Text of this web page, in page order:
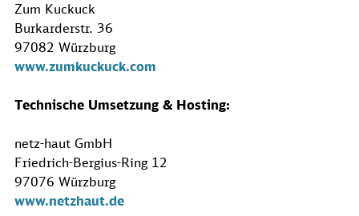
Zum Kuckuck
Burkarderstr. 36
97082 Würzburg
www.zumkuckuck.com
Technische Umsetzung & Hosting:
netz-haut GmbH
Friedrich-Bergius-Ring 12
97076 Würzburg
www.netzhaut.de